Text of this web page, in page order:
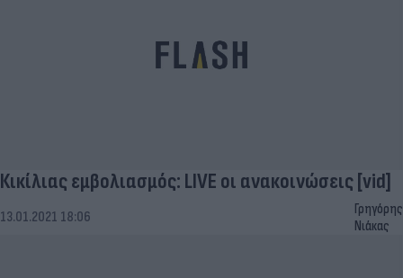
Κικίλιας εμβολιασμός: LIVE οι ανακοινώσεις [vid]
13.01.2021 18:06
Γρηγόρης
Νιάκας